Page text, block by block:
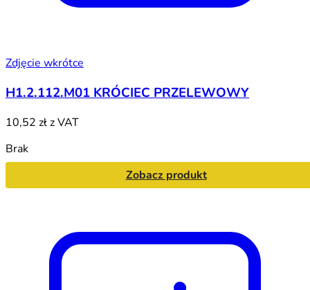
Zdjęcie wkrótce
H1.2.112.M01 KRÓCIEC PRZELEWOWY
10,52 złz VAT
Brak
Zobacz produkt